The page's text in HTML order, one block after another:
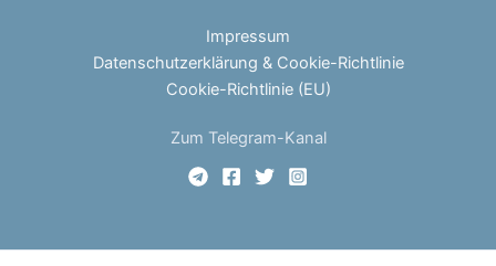
Impressum
Datenschutzerklärung & Cookie-Richtlinie
Cookie-Richtlinie (EU)
Zum Telegram-Kanal